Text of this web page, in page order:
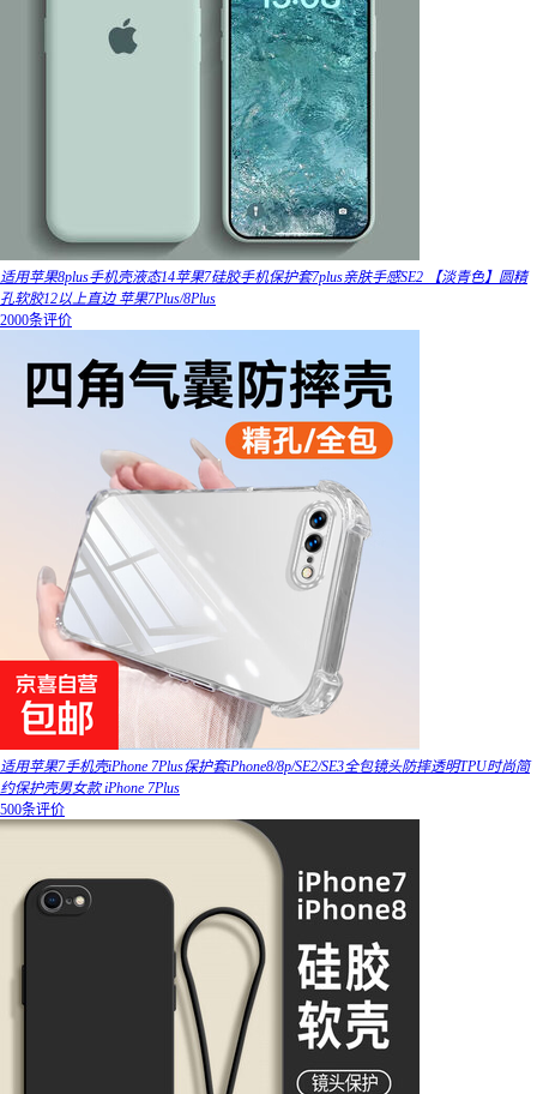
适用苹果8plus手机壳液态14苹果7硅胶手机保护套7plus亲肤手感SE2 【淡青色】圆精
孔软胶12以上直边 苹果7Plus/8Plus
2000条评价
适用苹果7手机壳iPhone 7Plus保护套iPhone8/8p/SE2/SE3全包镜头防摔透明TPU时尚简
约保护壳男女款 iPhone 7Plus
500条评价